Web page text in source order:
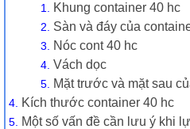
Khung container 40 hc
Sàn và đáy của
Nóc cont 40 hc
Vách dọc
Mặt trước và mặt sau
Kích thước container 40 hc
Một số vấn đề cần lưu ý khi